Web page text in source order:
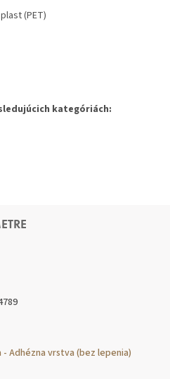
(PET)
kategóriách:
Adhézna vrstva (bez lepenia)